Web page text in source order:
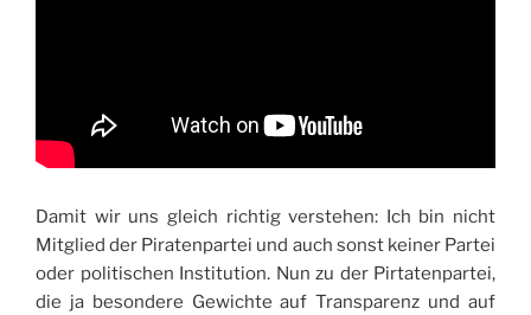
Damit wir uns gleich richtig verstehen: Ich bin nicht
Mitglied der Piratenpartei und auch sonst keiner Partei
oder politischen Institution. Nun zu der Pirtatenpartei,
die ja besondere Gewichte auf Transparenz und auf